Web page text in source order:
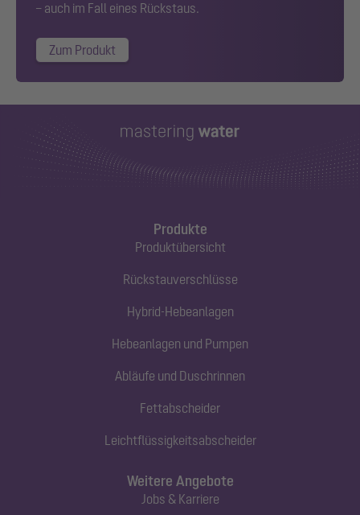
– auch im Fall eines Rückstaus.
Zum Produkt
Produkte
Produktübersicht
Rückstauverschlüsse
Hybrid-Hebeanlagen
Hebeanlagen und Pumpen
Abläufe und Duschrinnen
Fettabscheider
Leichtflüssigkeitsabscheider
Weitere Angebote
Jobs & Karriere